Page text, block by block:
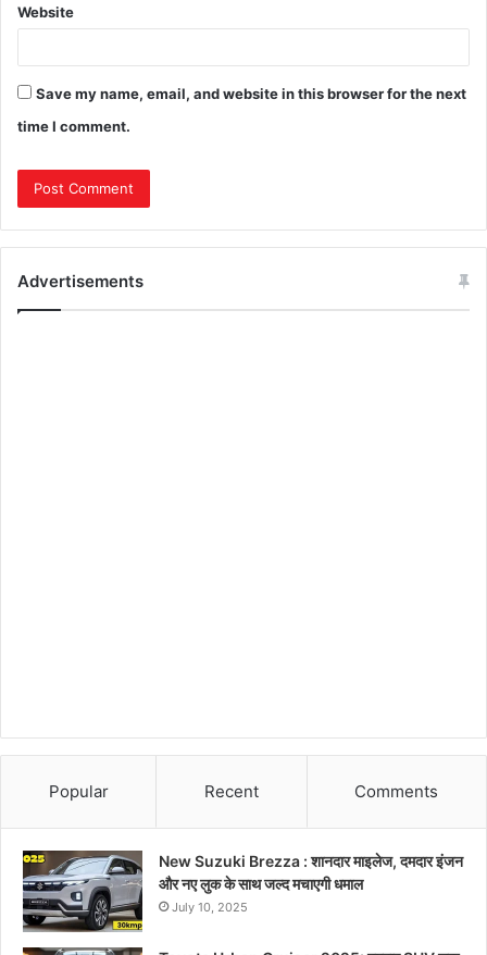
Website
Save my name, email, and website in this browser for the next
time I comment.
Advertisements
Popular Recent Comments
New Suzuki Brezza : शानदार माइलेज, दमदार इंजन
और नए लुक के साथ जल्द मचाएगी धमाल
July 10, 2025